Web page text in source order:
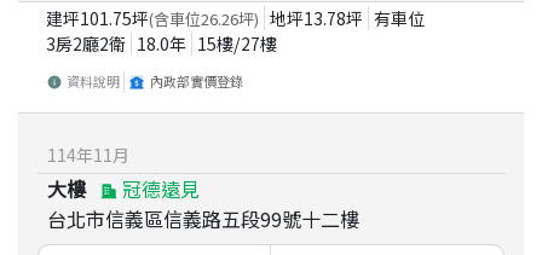
建坪101.75坪(含車位26.26坪) 地坪13.78坪 有車位
3房2廳2衛 18.0年 15樓/27樓
資料說明 內政部實價登錄
114年11 月
大樓
冠德遠見
台北市信義區信義路五段99號十二樓